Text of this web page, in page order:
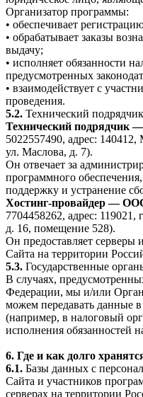
Организатор программы:
• обеспечивает
• обрабатывает заказы
выдачу;
• исполняет обязанности
предусмотренных
• взаимодействует с
проведения.
5.2. Технический
Технический
5022557490, адрес: 140412,
ул. Маслова, д. 7).
Он отвечает за
программного
поддержку и устранение
Хостинг-провайдер —
7704458262, адрес: 119021,
д. 16, помещение 528).
Он предоставляет серверы
Сайта на территории
5.3. Государственные
В случаях,
Федерации, мы и/или
можем передавать данные
(например, в налоговый
исполнения обязанностей
6. Где и как долго
6.1. Базы данных с
Сайта и участников
серверах на территории